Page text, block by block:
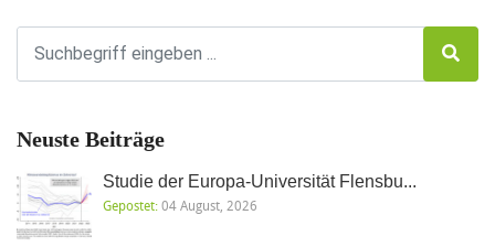
Neuste Beiträge
Studie der Europa-Universität Flensbu...
Gepostet:04 August, 2026